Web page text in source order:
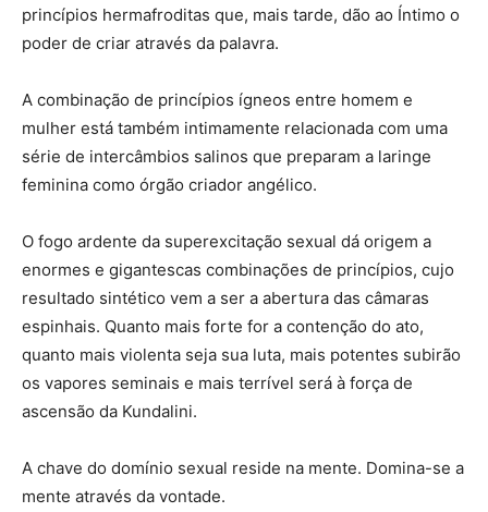
princípios hermafroditas que, mais tarde, dão ao Íntimo o
poder de criar através da palavra.
A combinação de princípios ígneos entre homem e
mulher está também intimamente relacionada com uma
série de intercâmbios salinos que preparam a laringe
feminina como órgão criador angélico.
O fogo ardente da superexcitação sexual dá origem a
enormes e gigantescas combinações de princípios, cujo
resultado sintético vem a ser a abertura das câmaras
espinhais. Quanto mais forte for a contenção do ato,
quanto mais violenta seja sua luta, mais potentes subirão
os vapores seminais e mais terrível será à força de
ascensão da Kundalini.
A chave do domínio sexual reside na mente. Domina-se a
mente através da vontade.